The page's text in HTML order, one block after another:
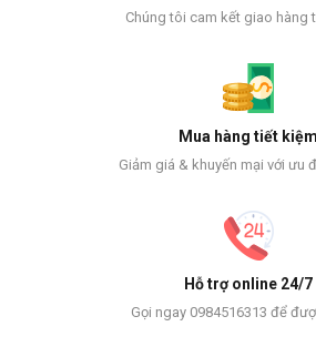
Chúng tôi cam kết giao hàng
Mua hàng tiết kiệm
Giảm giá & khuyến mại với ưu
Hỗ trợ online 24/7
Gọi ngay 0984516313 để